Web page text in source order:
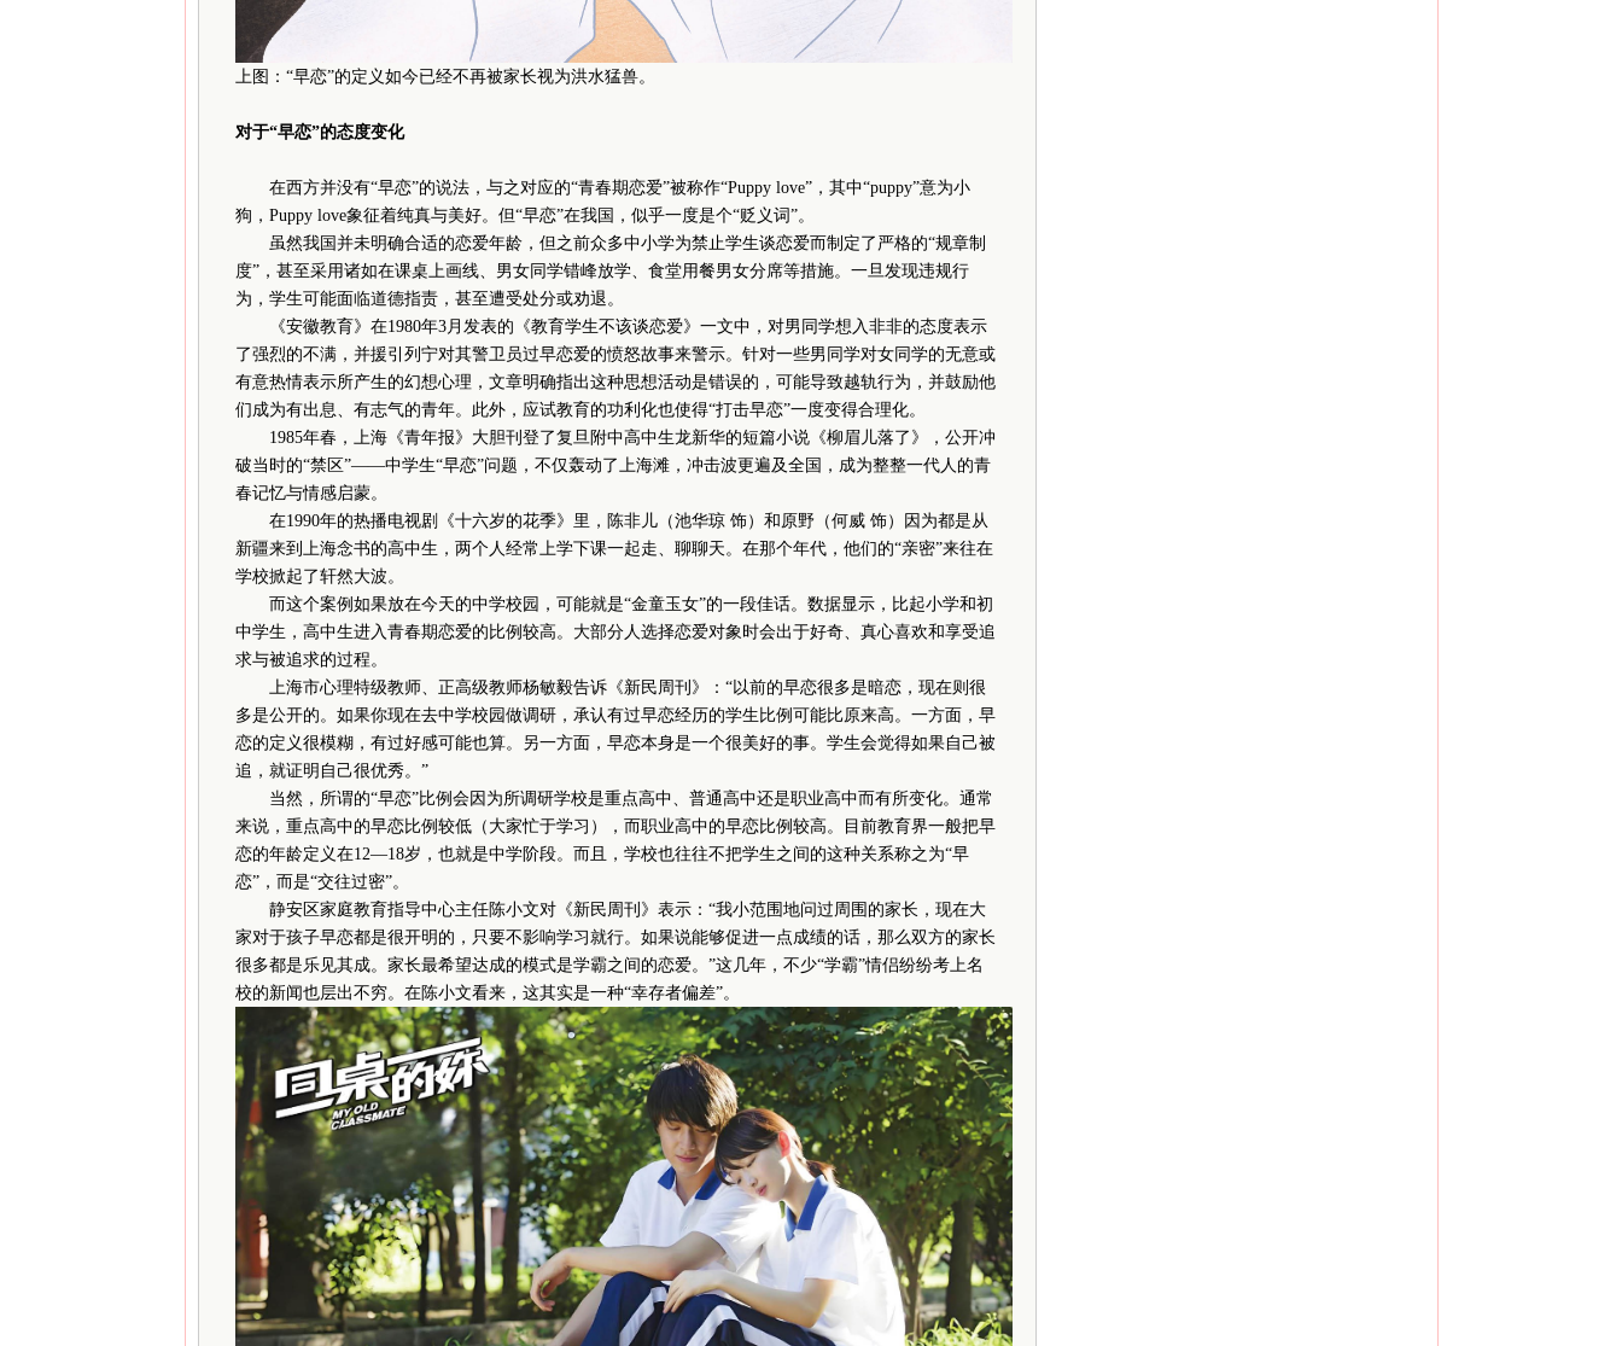
上图：“早恋”的定义如今已经不再被家长视为洪水猛兽。
对于“早恋”的态度变化
在西方并没有“早恋”的说法，与之对应的“青春期恋爱”被称作“Puppy love”，其中“puppy”意为小
狗，Puppy love象征着纯真与美好。但“早恋”在我国，似乎一度是个“贬义词”。
虽然我国并未明确合适的恋爱年龄，但之前众多中小学为禁止学生谈恋爱而制定了严格的“规章制
度”，甚至采用诸如在课桌上画线、男女同学错峰放学、食堂用餐男女分席等措施。一旦发现违规行
为，学生可能面临道德指责，甚至遭受处分或劝退。
《安徽教育》在1980年3月发表的《教育学生不该谈恋爱》一文中，对男同学想入非非的态度表示
了强烈的不满，并援引列宁对其警卫员过早恋爱的愤怒故事来警示。针对一些男同学对女同学的无意或
有意热情表示所产生的幻想心理，文章明确指出这种思想活动是错误的，可能导致越轨行为，并鼓励他
们成为有出息、有志气的青年。此外，应试教育的功利化也使得“打击早恋”一度变得合理化。
1985年春，上海《青年报》大胆刊登了复旦附中高中生龙新华的短篇小说《柳眉儿落了》，公开冲
破当时的“禁区”——中学生“早恋”问题，不仅轰动了上海滩，冲击波更遍及全国，成为整整一代人的青
春记忆与情感启蒙。
在1990年的热播电视剧《十六岁的花季》里，陈非儿（池华琼 饰）和原野（何威 饰）因为都是从
新疆来到上海念书的高中生，两个人经常上学下课一起走、聊聊天。在那个年代，他们的“亲密”来往在
学校掀起了轩然大波。
而这个案例如果放在今天的中学校园，可能就是“金童玉女”的一段佳话。数据显示，比起小学和初
中学生，高中生进入青春期恋爱的比例较高。大部分人选择恋爱对象时会出于好奇、真心喜欢和享受追
求与被追求的过程。
上海市心理特级教师、正高级教师杨敏毅告诉《新民周刊》：“以前的早恋很多是暗恋，现在则很
多是公开的。如果你现在去中学校园做调研，承认有过早恋经历的学生比例可能比原来高。一方面，早
恋的定义很模糊，有过好感可能也算。另一方面，早恋本身是一个很美好的事。学生会觉得如果自己被
追，就证明自己很优秀。”
当然，所谓的“早恋”比例会因为所调研学校是重点高中、普通高中还是职业高中而有所变化。通常
来说，重点高中的早恋比例较低（大家忙于学习），而职业高中的早恋比例较高。目前教育界一般把早
恋的年龄定义在12—18岁，也就是中学阶段。而且，学校也往往不把学生之间的这种关系称之为“早
恋”，而是“交往过密”。
静安区家庭教育指导中心主任陈小文对《新民周刊》表示：“我小范围地问过周围的家长，现在大
家对于孩子早恋都是很开明的，只要不影响学习就行。如果说能够促进一点成绩的话，那么双方的家长
很多都是乐见其成。家长最希望达成的模式是学霸之间的恋爱。”这几年，不少“学霸”情侣纷纷考上名
校的新闻也层出不穷。在陈小文看来，这其实是一种“幸存者偏差”。